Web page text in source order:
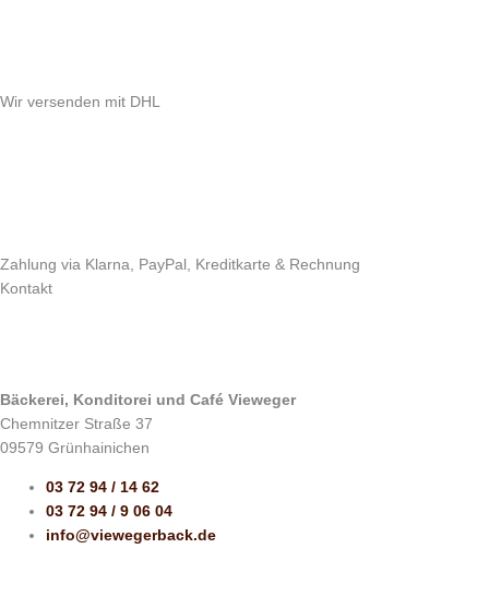
Wir versenden mit DHL
Zahlung via Klarna, PayPal, Kreditkarte & Rechnung
Kontakt
Bäckerei, Konditorei und Café Vieweger
Chemnitzer Straße 37
09579 Grünhainichen
03 72 94 / 14 62
03 72 94 / 9 06 04
info@viewegerback.de